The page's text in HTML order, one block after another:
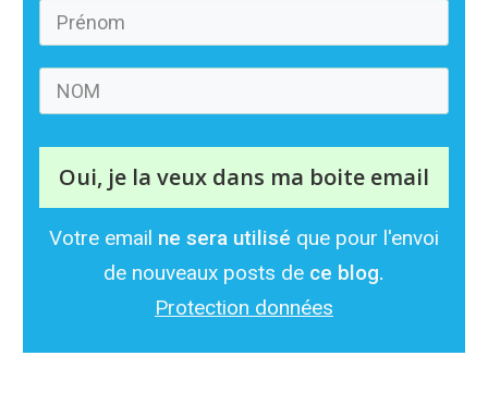
Oui, je la veux dans ma boite email
Votre email ne sera utilisé que pour l'envoi
de nouveaux posts de ce blog.
Protection données